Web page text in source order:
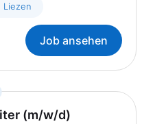
Liezen
Job ansehen
(m/w/d)